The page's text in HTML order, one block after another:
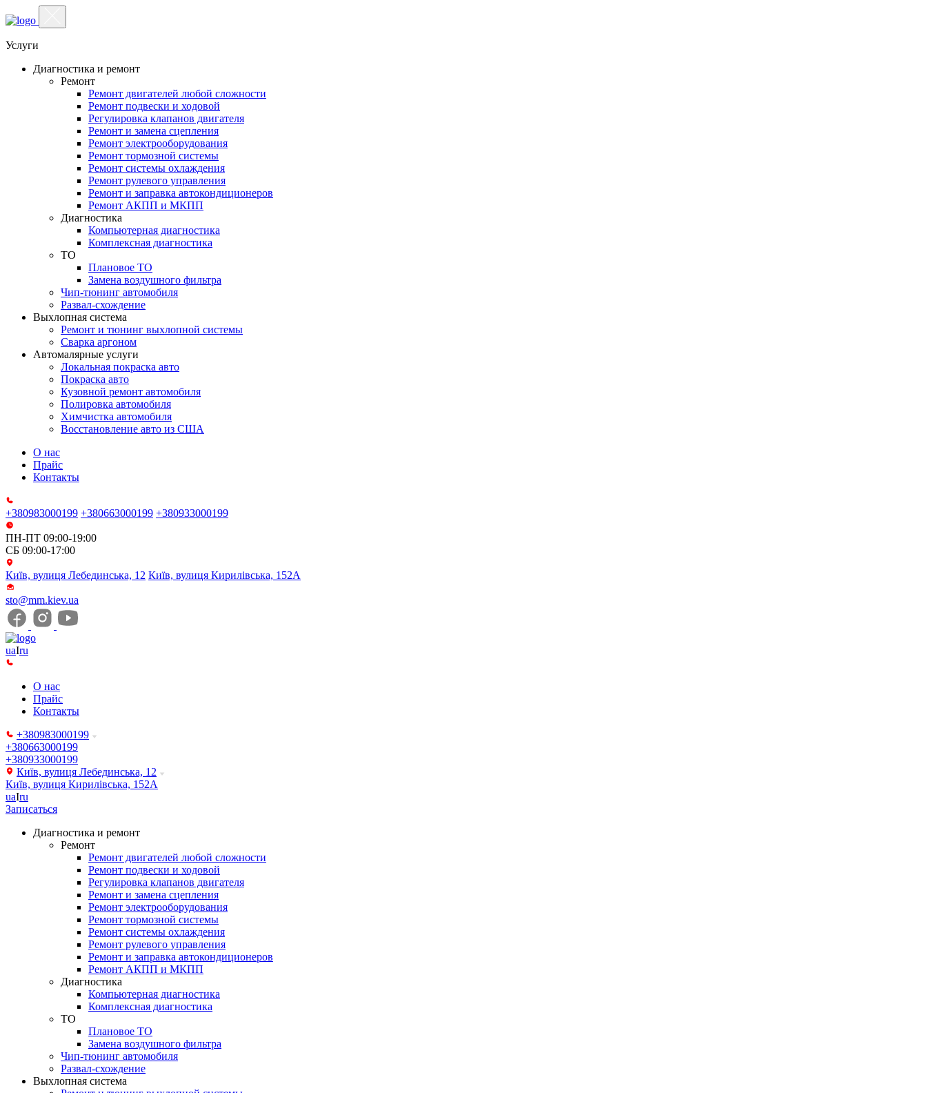
Услуги
Диагностика и ремонт
Ремонт
Ремонт двигателей любой сложности
Ремонт подвески и ходовой
Регулировка клапанов двигателя
Ремонт и замена сцепления
Ремонт электрооборудования
Ремонт тормозной системы
Ремонт системы охлаждения
Ремонт рулевого управления
Ремонт и заправка автокондиционеров
Ремонт АКПП и МКПП
Диагностика
Компьютерная диагностика
Комплексная диагностика
ТО
Плановое ТО
Замена воздушного фильтра
Чип-тюнинг автомобиля
Развал-схождение
Выхлопная система
Ремонт и тюнинг выхлопной системы
Сварка аргоном
Автомалярные услуги
Локальная покраска авто
Покраска авто
Кузовной ремонт автомобиля
Полировка автомобиля
Химчистка автомобиля
Восстановление авто из США
О нас
Прайс
Контакты
+380983000199 +380663000199 +380933000199
ПН-ПТ 09:00-19:00
СБ 09:00-17:00
Київ, вулиця Лебединська, 12 Київ, вулиця Кирилівська, 152А
sto@mm.kiev.ua
uaIru
О нас
Прайс
Контакты
+380983000199
+380663000199
+380933000199
Київ, вулиця Лебединська, 12
Київ, вулиця Кирилівська, 152А
uaIru
Записаться
Диагностика и ремонт
Ремонт
Ремонт двигателей любой сложности
Ремонт подвески и ходовой
Регулировка клапанов двигателя
Ремонт и замена сцепления
Ремонт электрооборудования
Ремонт тормозной системы
Ремонт системы охлаждения
Ремонт рулевого управления
Ремонт и заправка автокондиционеров
Ремонт АКПП и МКПП
Диагностика
Компьютерная диагностика
Комплексная диагностика
ТО
Плановое ТО
Замена воздушного фильтра
Чип-тюнинг автомобиля
Развал-схождение
Выхлопная система